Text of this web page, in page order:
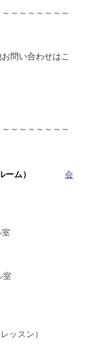
～～～～～～～
問い合わせはこ
～～～～～～～
ズルーム） 会
ッスン）